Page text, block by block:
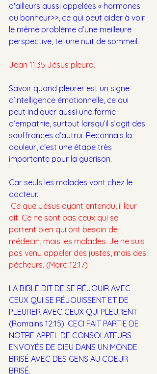
d'ailleurs aussi appelées « hormones
du bonheur>>, ce qui peut aider à voir
le même problème d’une meilleure
perspective, tel une nuit de sommeil.
Jean 11:35 Jésus pleura.
Savoir quand pleurer est un signe
d’intelligence émotionnelle, ce qui
peut indiquer aussi une forme
d’empathie, surtout lorsqu’il s’agit des
souffrances d’autrui. Reconnais la
douleur, c'est une étape très
importante pour la guérison.
Car seuls les malades vont chez le
docteur.
Ce que Jésus ayant entendu, il leur
dit: Ce ne sont pas ceux qui se
portent bien qui ont besoin de
médecin, mais les malades. Je ne suis
pas venu appeler des justes, mais des
pécheurs. (Marc 12:17)
LA BIBLE DIT DE SE RÉJOUIR AVEC
CEUX QUI SE RÉJOUISSENT ET DE
PLEURER AVEC CEUX QUI PLEURENT
(Romains 12:15). CECI FAIT PARTIE DE
NOTRE APPEL DE CONSOLATEURS
ENVOYÉS DE DIEU DANS UN MONDE
BRISÉ AVEC DES GENS AU COEUR
BRISÉ.